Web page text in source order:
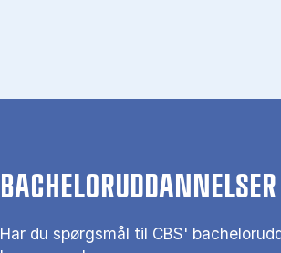
BACHELORUDDANNELSER
Har du spørgsmål til CBS'